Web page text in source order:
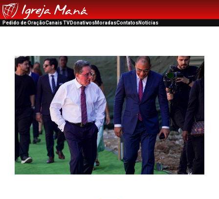
Pedido de OraçãoCanais TVDonativosMoradasContatosNotícias